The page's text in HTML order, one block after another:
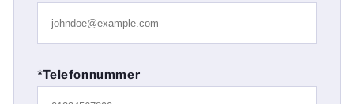
*Telefonnummer